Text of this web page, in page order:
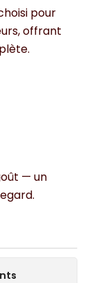
pour
offrant
— un